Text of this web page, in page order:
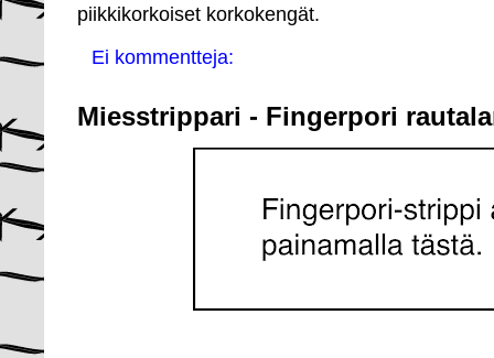
piikkikorkoiset korkokengät.
Ei kommentteja:
Miesstrippari - Fingerpori